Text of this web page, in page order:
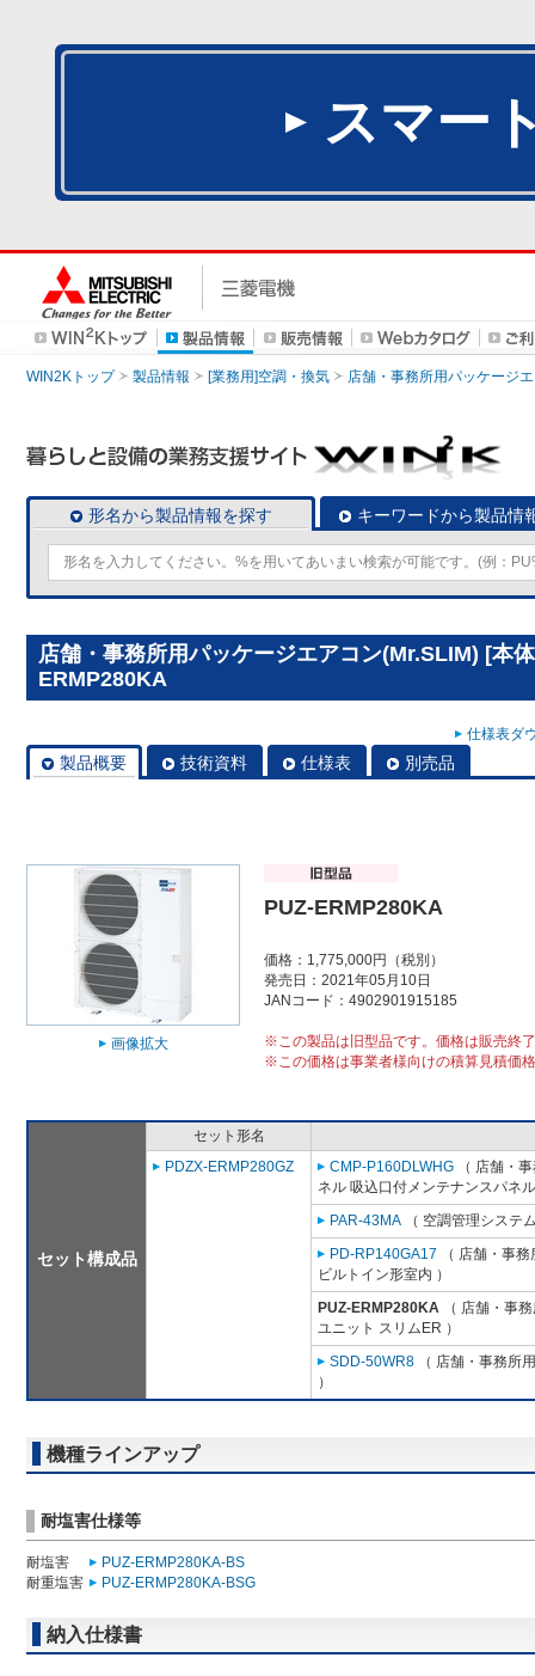
スマー
WIN2Kトップ 製品情報 [業務用]空調・換気 店舗・事務所用パッケージ
形名から製品情報を探す キーワードから製品情
店舗・事務所用パッケージエアコン(Mr.SLIM) [本
ERMP280KA
仕様表ダ
製品概要 技術資料 仕様表 別売品
画像拡大
PUZ-ERMP280KA
価格：1,775,000円（税別）
発売日：2021年05月10日
JANコード：4902901915185
※この製品は旧型品です。価格は販売終
※この価格は事業者様向けの積算見積価
セット構成品
セット形名
PDZX-ERMP280GZ
CMP-P160DLWHG （ 店舗・
ネル 吸込口付メンテナンスパネ
PAR-43MA （ 空調管理システ
PD-RP140GA17 （ 店舗・事
ビルトイン形室内 ）
PUZ-ERMP280KA （ 店舗・事
ユニット スリムER ）
SDD-50WR8 （ 店舗・事務所
）
機種ラインアップ
耐塩害仕様等
耐塩害
PUZ-ERMP280KA-BS
耐重塩害
PUZ-ERMP280KA-BSG
納入仕様書